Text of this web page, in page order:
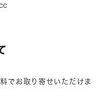
でお取り寄せいただけま